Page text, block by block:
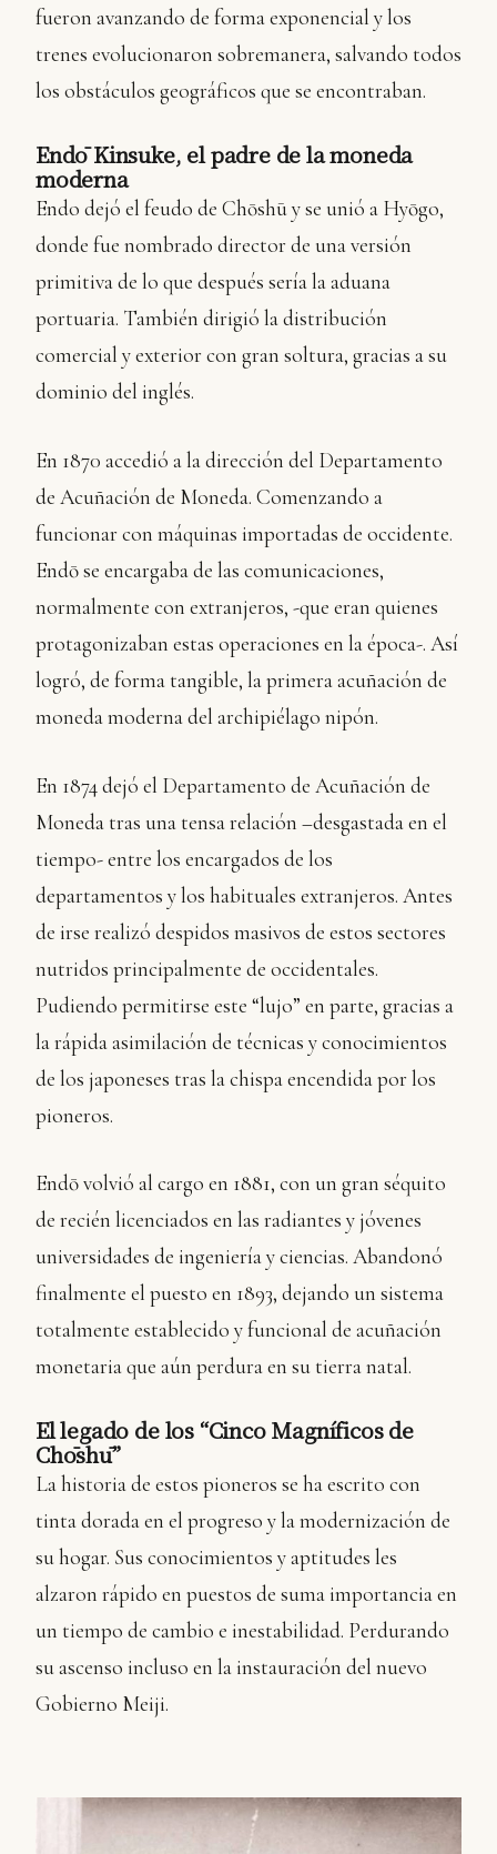
fueron avanzando de forma exponencial y los
trenes evolucionaron sobremanera, salvando todos
los obstáculos geográficos que se encontraban.
Endō Kinsuke, el padre de la moneda
moderna
Endo dejó el feudo de Chōshū y se unió a Hyōgo,
donde fue nombrado director de una versión
primitiva de lo que después sería la aduana
portuaria. También dirigió la distribución
comercial y exterior con gran soltura, gracias a su
dominio del inglés.
En 1870 accedió a la dirección del Departamento
de Acuñación de Moneda. Comenzando a
funcionar con máquinas importadas de occidente.
Endō se encargaba de las comunicaciones,
normalmente con extranjeros, -que eran quienes
protagonizaban estas operaciones en la época-. Así
logró, de forma tangible, la primera acuñación de
moneda moderna del archipiélago nipón.
En 1874 dejó el Departamento de Acuñación de
Moneda tras una tensa relación –desgastada en el
tiempo- entre los encargados de los
departamentos y los habituales extranjeros. Antes
de irse realizó despidos masivos de estos sectores
nutridos principalmente de occidentales.
Pudiendo permitirse este “lujo” en parte, gracias a
la rápida asimilación de técnicas y conocimientos
de los japoneses tras la chispa encendida por los
pioneros.
Endō volvió al cargo en 1881, con un gran séquito
de recién licenciados en las radiantes y jóvenes
universidades de ingeniería y ciencias. Abandonó
finalmente el puesto en 1893, dejando un sistema
totalmente establecido y funcional de acuñación
monetaria que aún perdura en su tierra natal.
El legado de los “Cinco Magníficos de
Chōshū”
La historia de estos pioneros se ha escrito con
tinta dorada en el progreso y la modernización de
su hogar. Sus conocimientos y aptitudes les
alzaron rápido en puestos de suma importancia en
un tiempo de cambio e inestabilidad. Perdurando
su ascenso incluso en la instauración del nuevo
Gobierno Meiji.